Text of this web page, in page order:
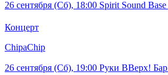
26 сентября (Сб), 18:00 Spirit Sound Base
Концерт
ChipaChip
26 сентября (Сб), 19:00 Руки ВВерх! Бар